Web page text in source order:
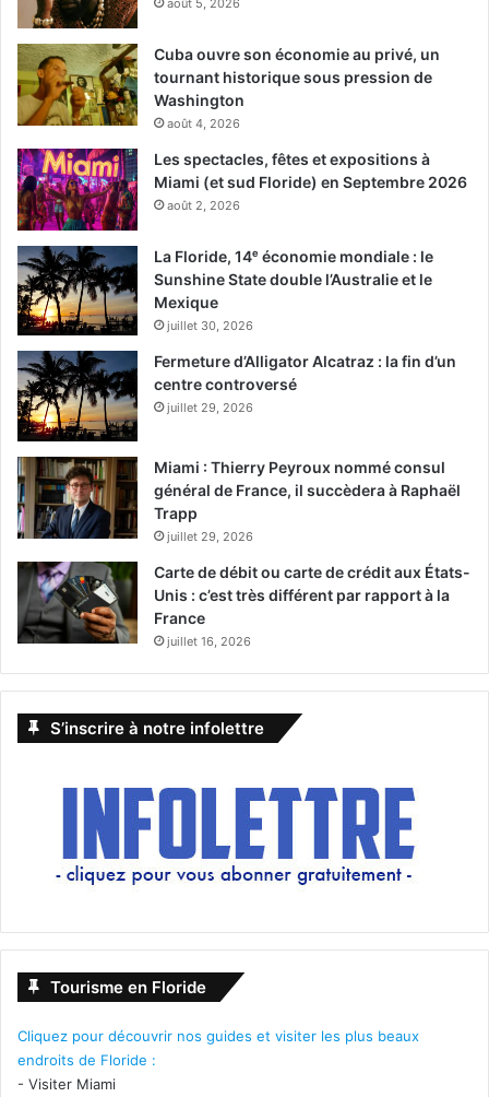
août 5, 2026
Cuba ouvre son économie au privé, un
tournant historique sous pression de
Washington
août 4, 2026
Les spectacles, fêtes et expositions à
Miami (et sud Floride) en Septembre 2026
août 2, 2026
La Floride, 14ᵉ économie mondiale : le
Sunshine State double l’Australie et le
Mexique
juillet 30, 2026
Fermeture d’Alligator Alcatraz : la fin d’un
centre controversé
juillet 29, 2026
Miami : Thierry Peyroux nommé consul
général de France, il succèdera à Raphaël
Trapp
juillet 29, 2026
Carte de débit ou carte de crédit aux États-
Unis : c’est très différent par rapport à la
France
juillet 16, 2026
S’inscrire à notre infolettre
Tourisme en Floride
Cliquez pour découvrir nos guides et visiter les plus beaux
endroits de Floride :
- Visiter Miami